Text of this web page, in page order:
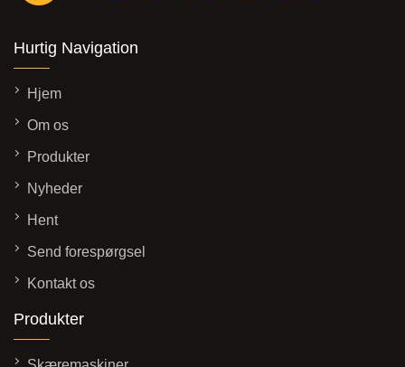
Hurtig Navigation
Hjem
Om os
Produkter
Nyheder
Hent
Send forespørgsel
Kontakt os
Produkter